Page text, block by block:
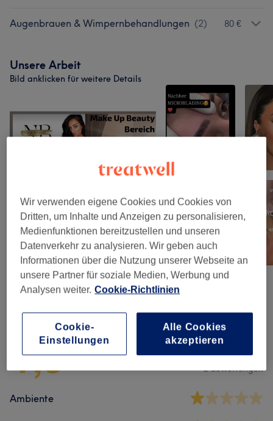
Augenbrauen & Wimpernbehandlungen (2) 80 €
Unsere Arbeit
Bild anklicken für weitere Details
1,0 2 Bewertungen
Ambiente
Wir verwenden eigene Cookies und Cookies von
Dritten, um Inhalte und Anzeigen zu personalisieren,
Medienfunktionen bereitzustellen und unseren
Datenverkehr zu analysieren. Wir geben auch
Informationen über die Nutzung unserer Webseite an
unsere Partner für soziale Medien, Werbung und
Analysen weiter. Cookie-Richtlinien
Cookie-
Einstellungen
Alle Cookies
akzeptieren